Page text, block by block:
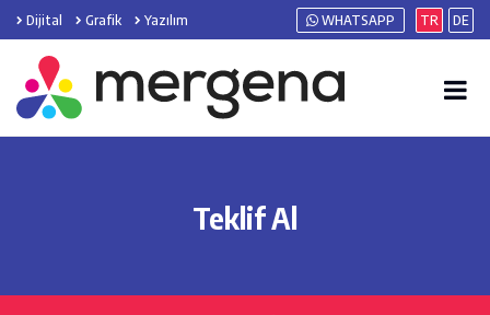
Dijital Grafik Yazılım TR DE
WHATSAPP
Teklif Al